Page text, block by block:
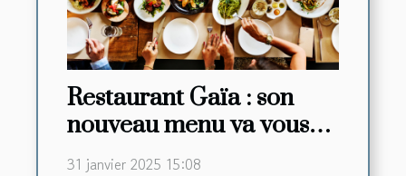
Restaurant Gaïa : son
nouveau menu va vous
faire saliver !
31 janvier 2025 15:08